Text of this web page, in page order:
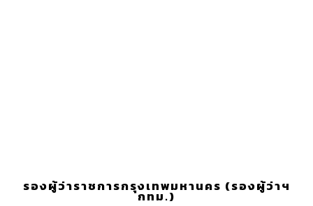
รองผู้ว่าราชการกรุงเทพมหานคร (รองผู้ว่าฯ
กทม.)